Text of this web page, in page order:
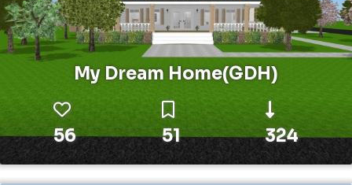
My Dream Home(GDH)
56 51 324